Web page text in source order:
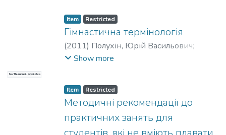
інженерний факультет
No Thumbnail Available
Item Restricted
Гімнастична термінологія
(2011) Полухін, Юрій Васильович;
Зеніна, Ірина Володимирівна
Міжуніверситетський медико-
інженерний; НТУУ «КПІ»
Show more
Item Restricted
Методичні рекомендації до
практичних занять для